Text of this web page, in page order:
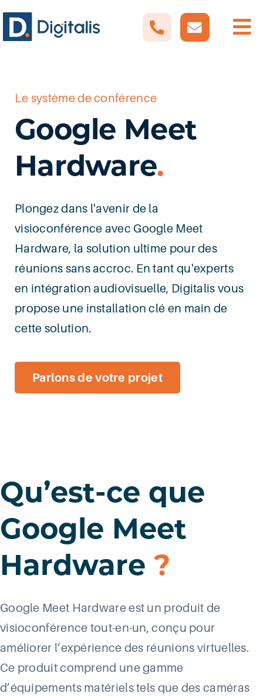
Passer
Le système de conférence
Google Meet
Hardware.
Plongez dans l'avenir de la
visioconférence avec Google Meet
Hardware, la solution ultime pour des
réunions sans accroc. En tant qu'experts
en intégration audiovisuelle, Digitalis vous
propose une installation clé en main de
cette solution.
Parlons de votre projet
Qu’est-ce que
Google Meet
Hardware ?
Google Meet Hardware est un produit de
visioconférence tout-en-un, conçu pour
améliorer l’expérience des réunions virtuelles.
Ce produit comprend une gamme
d’équipements matériels tels que des caméras